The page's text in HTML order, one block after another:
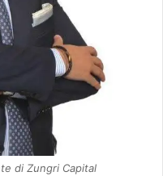
di Zungri Capital